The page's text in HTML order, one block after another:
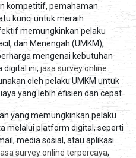
kompetitif, pemahaman
kunci untuk meraih
memungkinkan pelaku
dan Menengah (UMKM),
mengenai kebutuhan
digital ini, jasa survey online
oleh pelaku UMKM untuk
yang lebih efisien dan cepat.
yang memungkinkan pelaku
melalui platform digital, seperti
media sosial, atau aplikasi
survey online terpercaya,